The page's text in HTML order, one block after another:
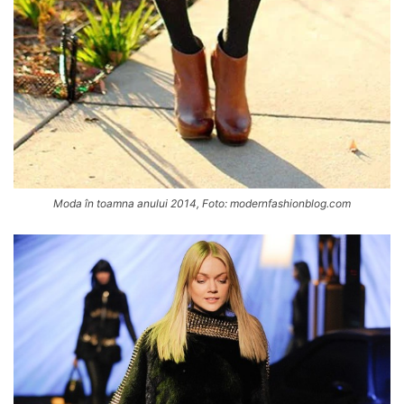
Moda în toamna anului 2014, Foto: modernfashionblog.com